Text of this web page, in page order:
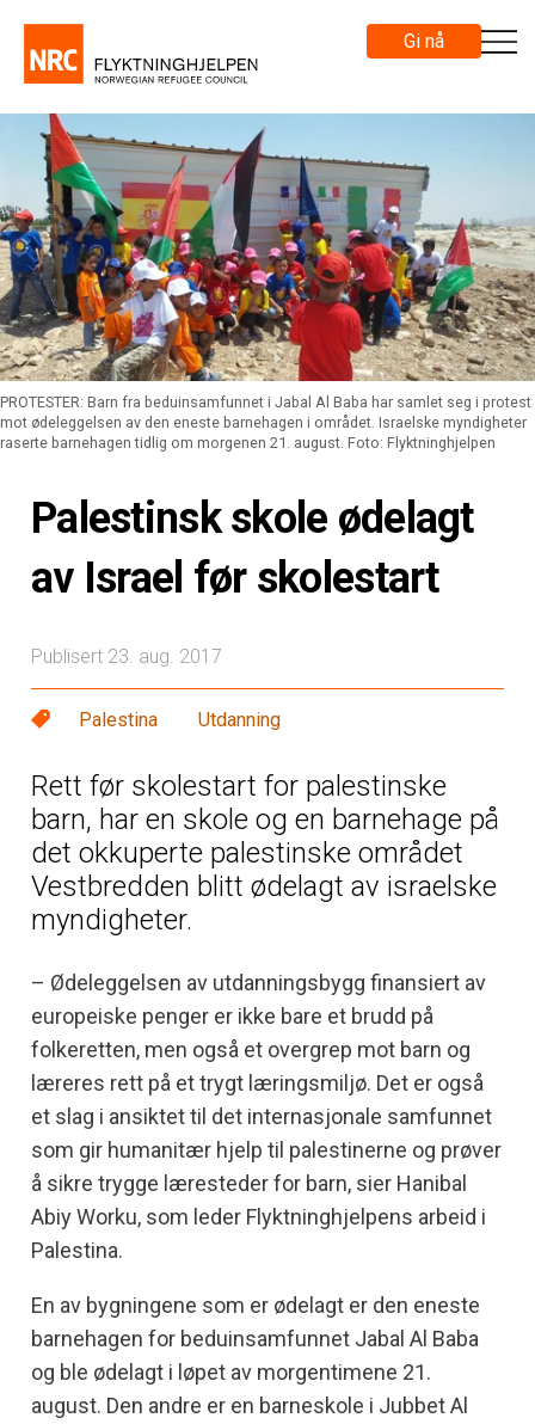
Gi nå
PROTESTER: Barn fra beduinsamfunnet i Jabal Al Baba har samlet seg i protest
mot ødeleggelsen av den eneste barnehagen i området. Israelske myndigheter
raserte barnehagen tidlig om morgenen 21. august. Foto: Flyktninghjelpen
Palestinsk skole ødelagt
av Israel før skolestart
Publisert 23. aug. 2017
Palestina Utdanning
Rett før skolestart for palestinske
barn, har en skole og en barnehage på
det okkuperte palestinske området
Vestbredden blitt ødelagt av israelske
myndigheter.
– Ødeleggelsen av utdanningsbygg finansiert av
europeiske penger er ikke bare et brudd på
folkeretten, men også et overgrep mot barn og
læreres rett på et trygt læringsmiljø. Det er også
et slag i ansiktet til det internasjonale samfunnet
som gir humanitær hjelp til palestinerne og prøver
å sikre trygge læresteder for barn, sier Hanibal
Abiy Worku, som leder Flyktninghjelpens arbeid i
Palestina.
En av bygningene som er ødelagt er den eneste
barnehagen for beduinsamfunnet Jabal Al Baba
og ble ødelagt i løpet av morgentimene 21.
august. Den andre er en barneskole i Jubbet Al